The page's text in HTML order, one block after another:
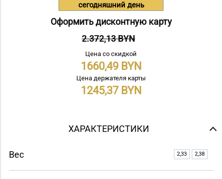
сегодняшний день
Оформить дисконтную карту
2.372,13 BYN
Цена со скидкой
1660,49
Цена держателя карты
1245,37
ХАРАКТЕРИСТИКИ
Вес 2,33 2,38